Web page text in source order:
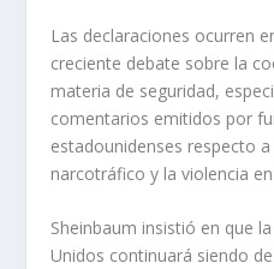
Las declaraciones ocurren
creciente debate sobre la
materia de seguridad,
comentarios emitidos por
estadounidenses respecto
narcotráfico y la violencia
Sheinbaum insistió en que
Unidos continuará siendo